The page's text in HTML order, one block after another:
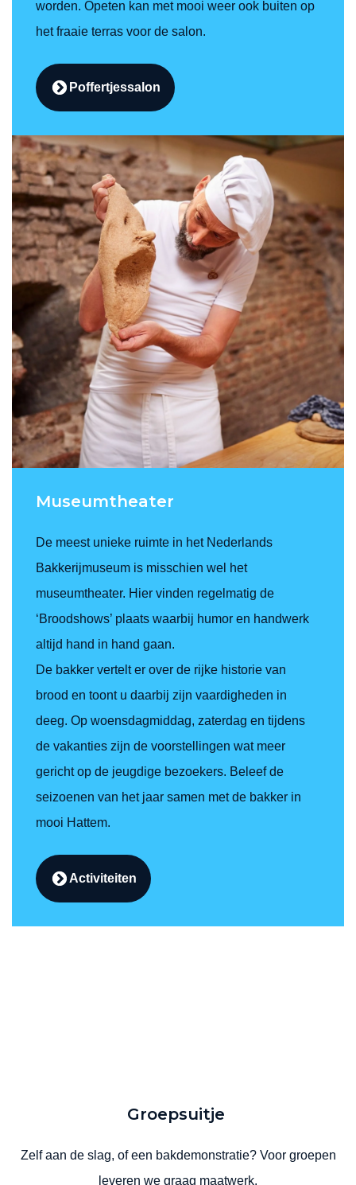
worden. Opeten kan met mooi weer ook buiten op
het fraaie terras voor de salon.
Poffertjessalon
Museumtheater
De meest unieke ruimte in het Nederlands
Bakkerijmuseum is misschien wel het
museumtheater. Hier vinden regelmatig de
‘Broodshows’ plaats waarbij humor en handwerk
altijd hand in hand gaan.
De bakker vertelt er over de rijke historie van
brood en toont u daarbij zijn vaardigheden in
deeg. Op woensdagmiddag, zaterdag en tijdens
de vakanties zijn de voorstellingen wat meer
gericht op de jeugdige bezoekers. Beleef de
seizoenen van het jaar samen met de bakker in
mooi Hattem.
Activiteiten
Groepsuitje
Zelf aan de slag, of een bakdemonstratie? Voor groepen
leveren we graag maatwerk.